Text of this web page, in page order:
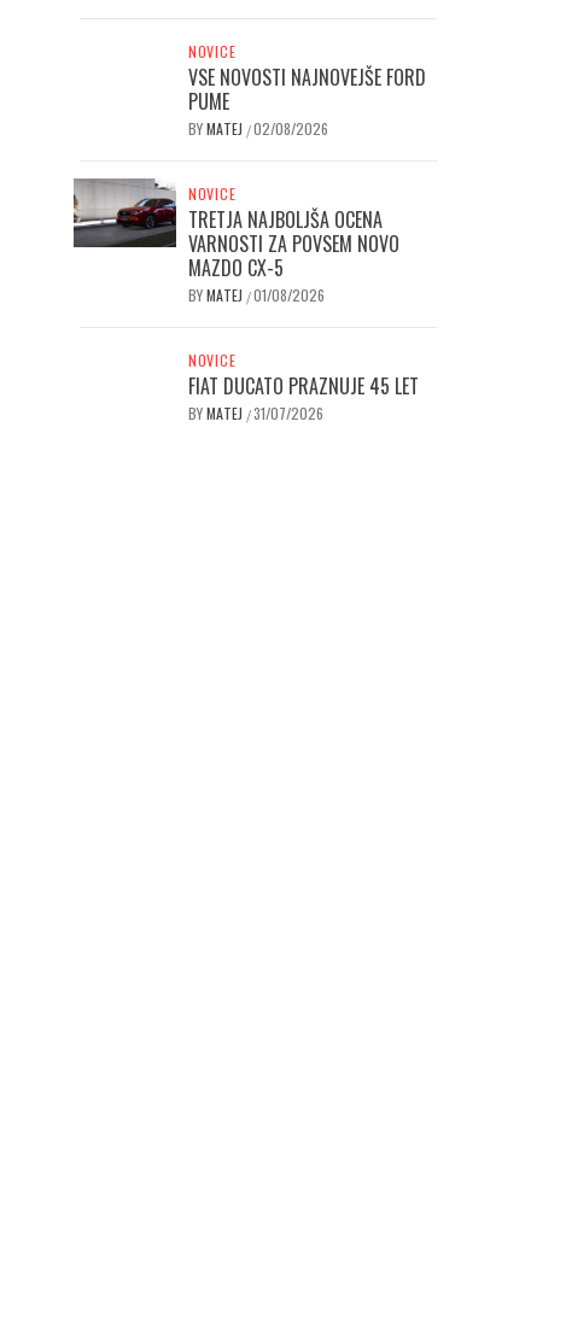
NOVICE
VSE NOVOSTI NAJNOVEJŠE FORD
PUME
BYMATEJ /02/08/2026
NOVICE
TRETJA NAJBOLJŠA OCENA
VARNOSTI ZA POVSEM NOVO
MAZDO CX-5
BYMATEJ /01/08/2026
NOVICE
FIAT DUCATO PRAZNUJE 45 LET
BYMATEJ /31/07/2026